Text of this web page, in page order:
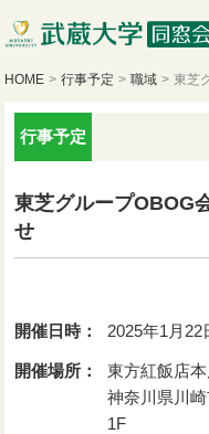
HOME > 行事予定 > 職域 > 東芝
行事予定
東芝グループOBOG
せ
開催日時： 2025年1月22
開催場所：
東方紅飯店本
神奈川県川
1F